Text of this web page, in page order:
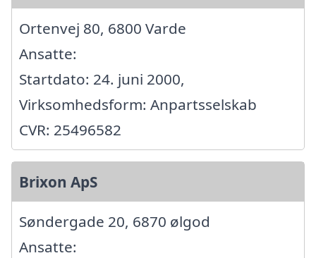
Ortenvej 80, 6800 Varde
Ansatte:
Startdato: 24. juni 2000,
Virksomhedsform: Anpartsselskab
CVR: 25496582
Brixon ApS
Søndergade 20, 6870 ølgod
Ansatte: